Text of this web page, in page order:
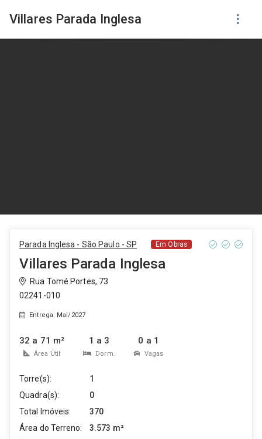
Villares Parada Inglesa
Parada Inglesa - São Paulo - SP Em Obras
Villares Parada Inglesa
Rua Tomé Portes, 73
02241-010
Entrega: Mai/2027
32 a 71 m²
Área Útil
1 a 3
Dorm.
0 a 1
Vagas
Torre(s):
1
Quadra(s):
0
Total Imóveis:
370
Área do Terreno:
3.573 m²